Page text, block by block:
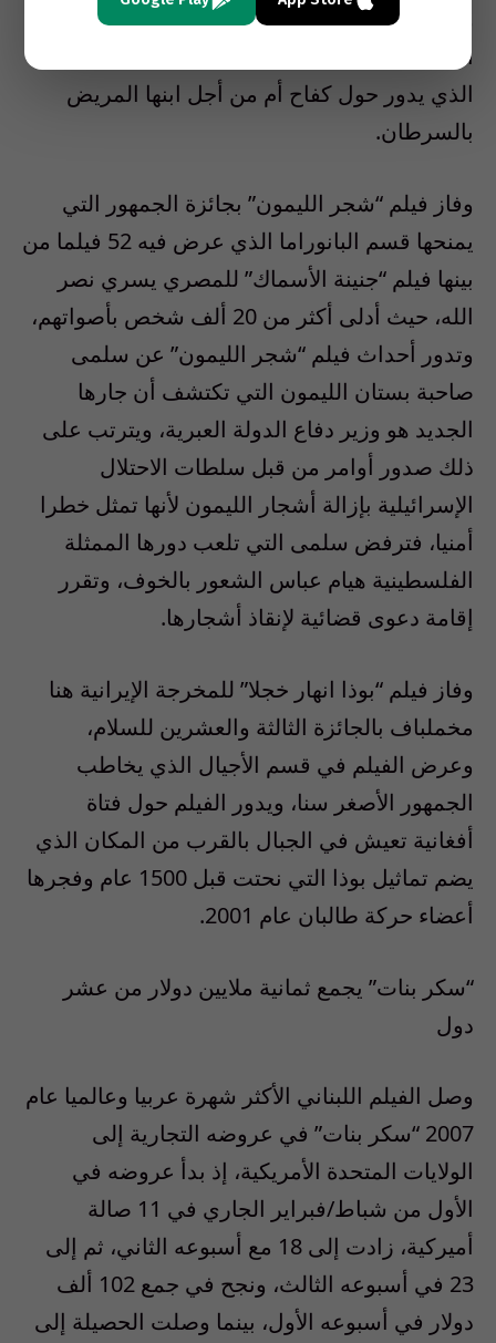
وحصل الصيني وانغ كسيوشاي عن جائزة الدب
الفضي لأحسن سيناريو عن فيلم “نثق في الحب”
الذي يدور حول كفاح أم من أجل ابنها المريض
بالسرطان.
وفاز فيلم “شجر الليمون” بجائزة الجمهور التي
يمنحها قسم البانوراما الذي عرض فيه 52 فيلما من
بينها فيلم “جنينة الأسماك” للمصري يسري نصر
الله، حيث أدلى أكثر من 20 ألف شخص بأصواتهم،
وتدور أحداث فيلم “شجر الليمون” عن سلمى
صاحبة بستان الليمون التي تكتشف أن جارها
الجديد هو وزير دفاع الدولة العبرية، ويترتب على
ذلك صدور أوامر من قبل سلطات الاحتلال
الإسرائيلية بإزالة أشجار الليمون لأنها تمثل خطرا
أمنيا، فترفض سلمى التي تلعب دورها الممثلة
الفلسطينية هيام عباس الشعور بالخوف، وتقرر
إقامة دعوى قضائية لإنقاذ أشجارها.
وفاز فيلم “بوذا انهار خجلا” للمخرجة الإيرانية هنا
مخملباف بالجائزة الثالثة والعشرين للسلام،
وعرض الفيلم في قسم الأجيال الذي يخاطب
الجمهور الأصغر سنا، ويدور الفيلم حول فتاة
أفغانية تعيش في الجبال بالقرب من المكان الذي
يضم تماثيل بوذا التي نحتت قبل 1500 عام وفجرها
أعضاء حركة طالبان عام 2001.
“سكر بنات” يجمع ثمانية ملايين دولار من عشر
دول
وصل الفيلم اللبناني الأكثر شهرة عربيا وعالميا عام
2007 “سكر بنات” في عروضه التجارية إلى
الولايات المتحدة الأمريكية، إذ بدأ عروضه في
الأول من شباط/فبراير الجاري في 11 صالة
أميركية، زادت إلى 18 مع أسبوعه الثاني، ثم إلى
23 في أسبوعه الثالث، ونجح في جمع 102 ألف
دولار في أسبوعه الأول، بينما وصلت الحصيلة إلى